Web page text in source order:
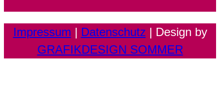
Impressum | Datenschutz | Design by
GRAFIKDESIGN SOMMER